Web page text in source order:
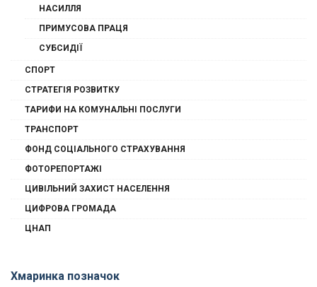
НАСИЛЛЯ
ПРИМУСОВА ПРАЦЯ
СУБСИДІЇ
СПОРТ
СТРАТЕГІЯ РОЗВИТКУ
ТАРИФИ НА КОМУНАЛЬНІ ПОСЛУГИ
ТРАНСПОРТ
ФОНД СОЦІАЛЬНОГО СТРАХУВАННЯ
ФОТОРЕПОРТАЖІ
ЦИВІЛЬНИЙ ЗАХИСТ НАСЕЛЕННЯ
ЦИФРОВА ГРОМАДА
ЦНАП
Хмаринка позначок